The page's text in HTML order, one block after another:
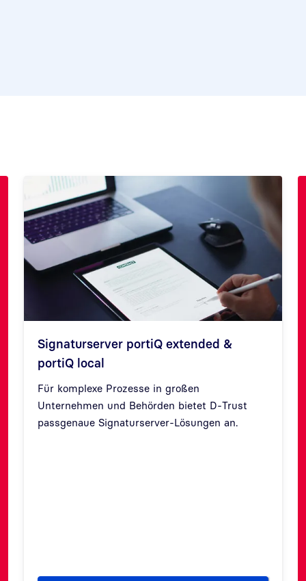
Signaturserver portiQ extended &
portiQ local
Für komplexe Prozesse in großen
Unternehmen und Behörden bietet D-Trust
passgenaue Signaturserver-Lösungen an.